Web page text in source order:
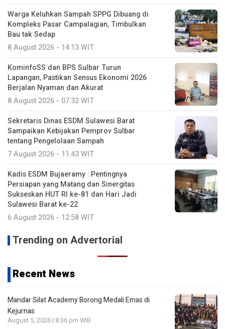
Warga Keluhkan Sampah SPPG Dibuang di
Kompleks Pasar Campalagian, Timbulkan
Bau tak Sedap
8 August 2026 - 14:13 WIT
KominfoSS dan BPS Sulbar Turun
Lapangan, Pastikan Sensus Ekonomi 2026
Berjalan Nyaman dan Akurat
8 August 2026 - 07:32 WIT
Sekretaris Dinas ESDM Sulawesi Barat
Sampaikan Kebijakan Pemprov Sulbar
tentang Pengelolaan Sampah
7 August 2026 - 11:43 WIT
Kadis ESDM Bujaeramy : Pentingnya
Persiapan yang Matang dan Sinergitas
Sukseskan HUT RI ke-81 dan Hari Jadi
Sulawesi Barat ke-22
6 August 2026 - 12:58 WIT
Trending on Advertorial
Recent News
Mandar Silat Academy Borong Medali Emas di
Kejurnas
August 5, 2026 | 8:36 pm WIB